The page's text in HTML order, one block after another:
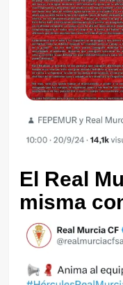
El Real
misma